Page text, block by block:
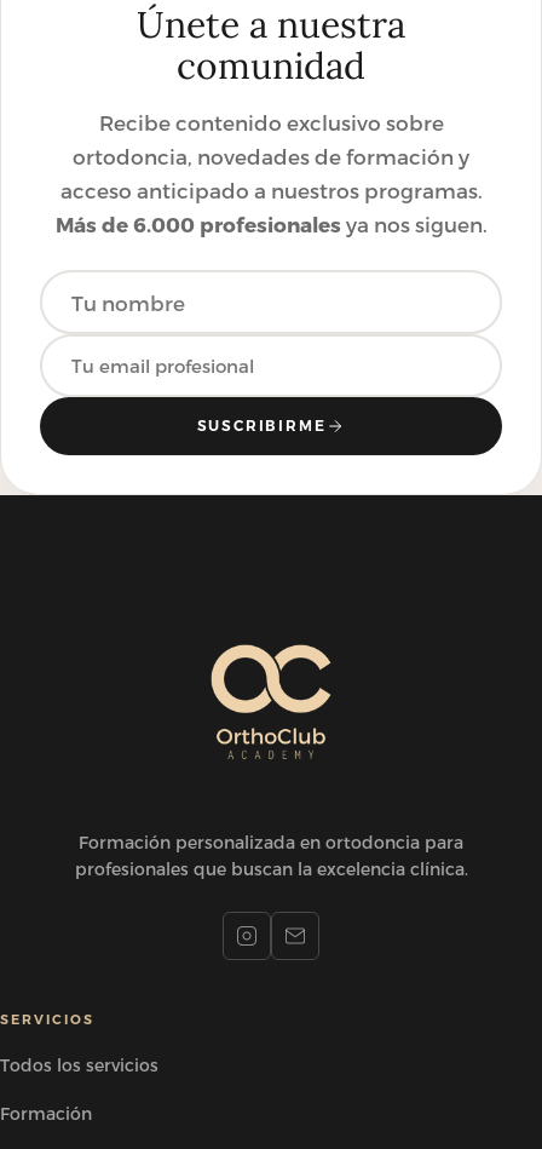
Únete a nuestra
comunidad
Recibe contenido exclusivo sobre
ortodoncia, novedades de formación y
acceso anticipado a nuestros programas.
Más de 6.000 profesionales ya nos siguen.
SUSCRIBIRME
Formación personalizada en ortodoncia para
profesionales que buscan la excelencia clínica.
SERVICIOS
Todos los servicios
Formación